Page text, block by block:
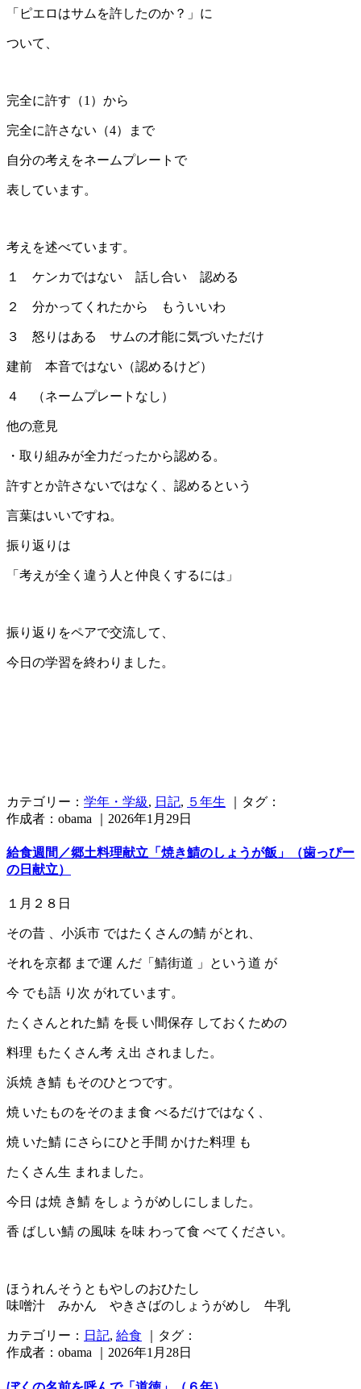
「ピエロはサムを許したのか？」に
ついて、
完全に許す（1）から
完全に許さない（4）まで
自分の考えをネームプレートで
表しています。
考えを述べています。
１ ケンカではない 話し合い 認める
２ 分かってくれたから もういいわ
３ 怒りはある サムの才能に気づいただけ
建前 本音ではない（認めるけど）
４ （ネームプレートなし）
他の意見
・取り組みが全力だったから認める。
許すとか許さないではなく、認めるという
言葉はいいですね。
振り返りは
「考えが全く違う人と仲良くするには」
振り返りをペアで交流して、
今日の学習を終わりました。
カテゴリー： 学年・学級, 日記, ５年生 ｜タグ：
作成者：obama ｜2026年1月29日
給食週間／郷土料理献立「焼き鯖のしょうが飯」（歯っぴー
の日献立）
１月２８日
その昔 、小浜市 ではたくさんの鯖 がとれ、
それを京都 まで運 んだ「鯖街道 」という道 が
今 でも語 り次 がれています。
たくさんとれた鯖 を長 い間保存 しておくための
料理 もたくさん考 え出 されました。
浜焼 き鯖 もそのひとつです。
焼 いたものをそのまま食 べるだけではなく、
焼 いた鯖 にさらにひと手間 かけた料理 も
たくさん生 まれました。
今日 は焼 き鯖 をしょうがめしにしました。
香 ばしい鯖 の風味 を味 わって食 べてください。
ほうれんそうともやしのおひたし
味噌汁 みかん やきさばのしょうがめし 牛乳
カテゴリー： 日記, 給食 ｜タグ：
作成者：obama ｜2026年1月28日